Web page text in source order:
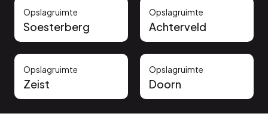
Opslagruimte
Soesterberg
Opslagruimte
Achterveld
Opslagruimte
Zeist
Opslagruimte
Doorn